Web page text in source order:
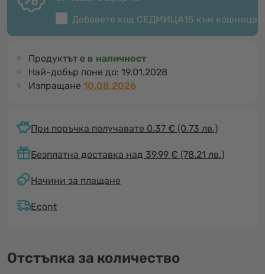
Добавете код СЕДМИЦА15 към
Продуктът е в наличност
Най-добър поне до: 19.01.2028
Изпращане 10.08.2026
При поръчка получавате 0.37 € (0.73 лв.)
Безплатна доставка над 39.99 € (78.21 лв.)
Начини за плащане
Econt
Отстъпка за количество